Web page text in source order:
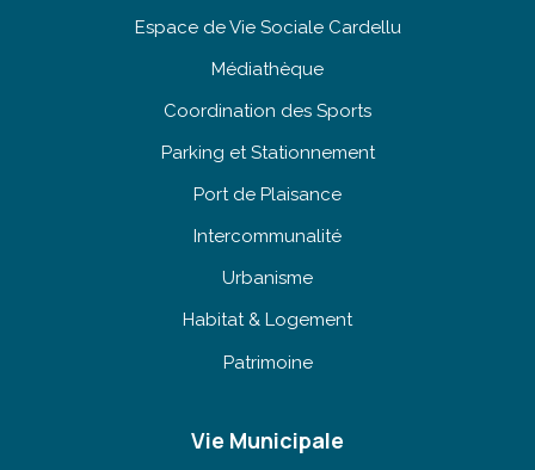
Espace de Vie Sociale Cardellu
Médiathèque
Coordination des Sports
Parking et Stationnement
Port de Plaisance
Intercommunalité
Urbanisme
Habitat & Logement
Patrimoine
Vie Municipale